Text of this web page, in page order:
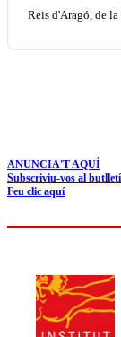
Reis d'Aragó, de
ANUNCIA'T AQUÍ
Subscriviu-vos al
Feu clic aquí